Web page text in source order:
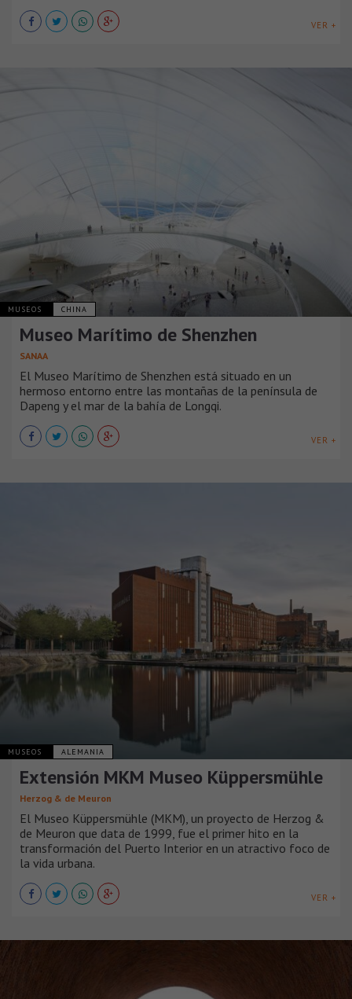
VER +
MUSEOS CHINA
Museo Marítimo de Shenzhen
SANAA
El Museo Marítimo de Shenzhen está situado en un
hermoso entorno entre las montañas de la península de
Dapeng y el mar de la bahía de Longqi.
VER +
MUSEOS ALEMANIA
Extensión MKM Museo Küppersmühle
Herzog & de Meuron
El Museo Küppersmühle (MKM), un proyecto de Herzog &
de Meuron que data de 1999, fue el primer hito en la
transformación del Puerto Interior en un atractivo foco de
la vida urbana.
VER +